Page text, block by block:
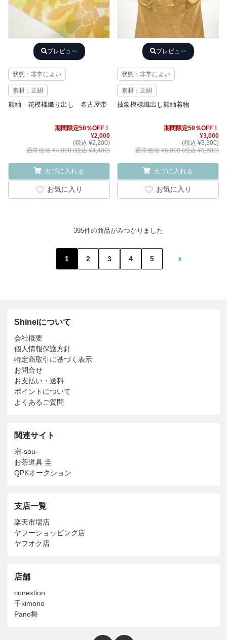
プレビュー
状態：非常によい
素材：正絹
節紬 花模様織り出し 名古屋帯
期間限定50％OFF！
¥2,000
(税込 ¥2,200)
通常価格 ¥4,000 (税込 ¥4,400)
カゴに入れる
お気に入り
プレビュー
状態：非常によい
素材：正絹
抽象模様織出し節紬着物
期間限定50％OFF！
¥3,000
(税込 ¥3,300)
通常価格 ¥6,000 (税込 ¥6,600)
カゴに入れる
お気に入り
395件の商品がみつかりました
1 2 3 4 5 ›
Shineiについて
会社概要
個人情報保護方針
特定商取引に基づく表示
お問合せ
お支払い・送料
ポイントについて
よくあるご質問
関連サイト
宗-sou-
お茶道具 圭
QPKオークション
支店一覧
楽天市場店
ヤフーショッピング店
ヤフオク店
店舗
conextion
千kimono
Pano舞